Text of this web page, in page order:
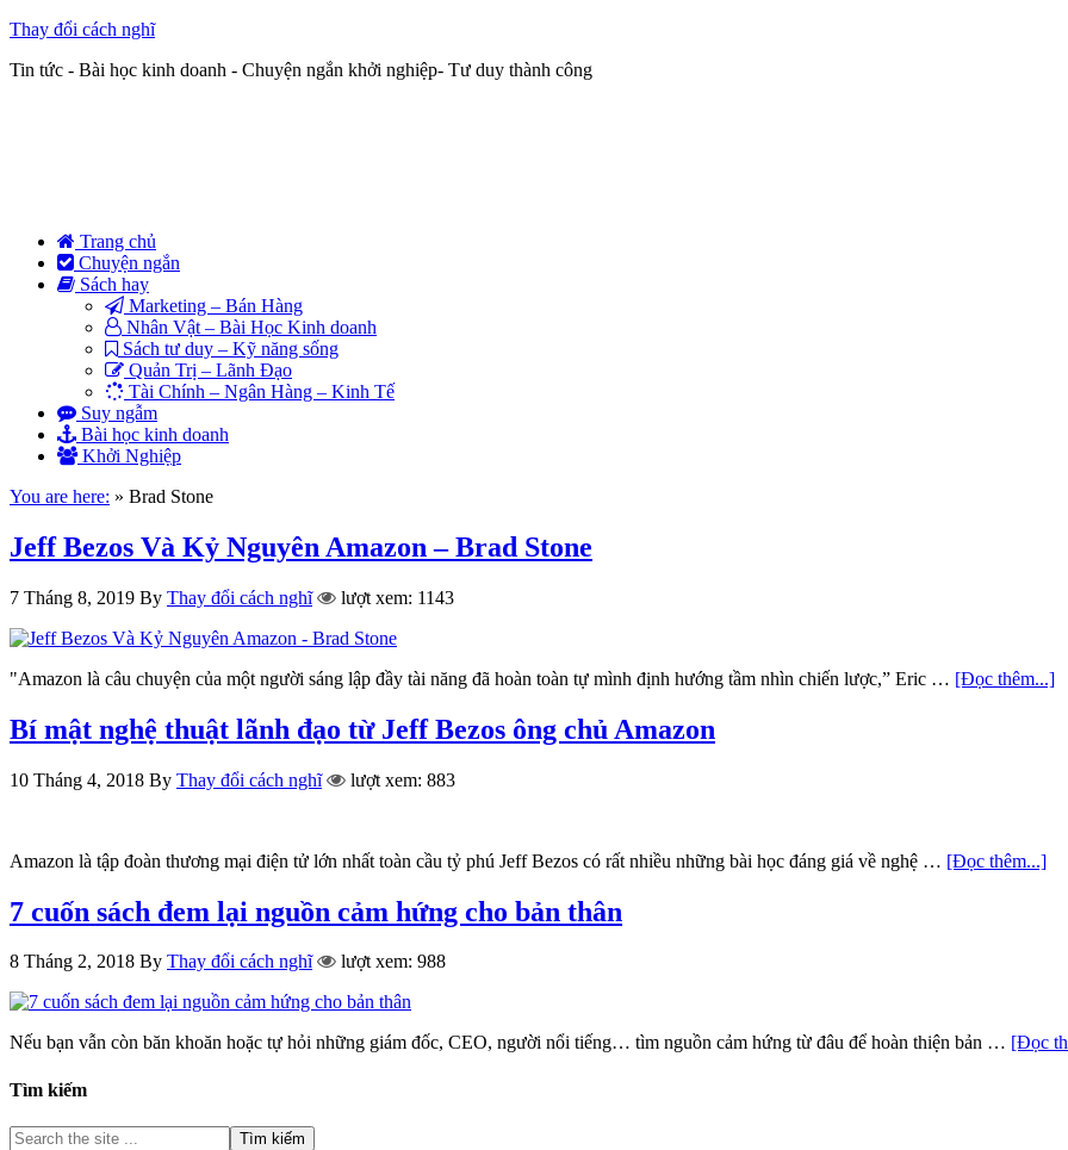
Thay đổi cách nghĩ
Tin tức - Bài học kinh doanh - Chuyện ngắn khởi nghiệp- Tư duy thành công
Trang chủ
Chuyện ngắn
Sách hay
Marketing – Bán Hàng
Nhân Vật – Bài Học Kinh doanh
Sách tư duy – Kỹ năng sống
Quản Trị – Lãnh Đạo
Tài Chính – Ngân Hàng – Kinh Tế
Suy ngẫm
Bài học kinh doanh
Khởi Nghiệp
You are here: » Brad Stone
Jeff Bezos Và Kỷ Nguyên Amazon – Brad Stone
7 Tháng 8, 2019 By Thay đổi cách nghĩ lượt xem: 1143
"Amazon là câu chuyện của một người sáng lập đầy tài năng đã hoàn toàn tự mình định hướng tầm nhìn chiến lược,” Eric … [Đọc thêm...]
Bí mật nghệ thuật lãnh đạo từ Jeff Bezos ông chủ Amazon
10 Tháng 4, 2018 By Thay đổi cách nghĩ lượt xem: 883
Amazon là tập đoàn thương mại điện tử lớn nhất toàn cầu tỷ phú Jeff Bezos có rất nhiều những bài học đáng giá về nghệ … [Đọc thêm...]
7 cuốn sách đem lại nguồn cảm hứng cho bản thân
8 Tháng 2, 2018 By Thay đổi cách nghĩ lượt xem: 988
Nếu bạn vẫn còn băn khoăn hoặc tự hỏi những giám đốc, CEO, người nổi tiếng… tìm nguồn cảm hứng từ đâu để hoàn thiện bản … [Đọc
Tìm kiếm